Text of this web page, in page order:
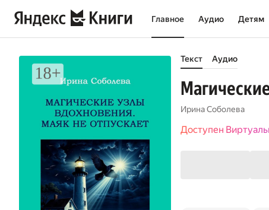
Главное Аудио Детям
Текст Аудио
Ирина Соболева
Доступен